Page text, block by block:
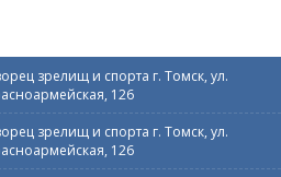
зрелищ и спорта г. Томск, ул.
126
зрелищ и спорта г. Томск, ул.
126